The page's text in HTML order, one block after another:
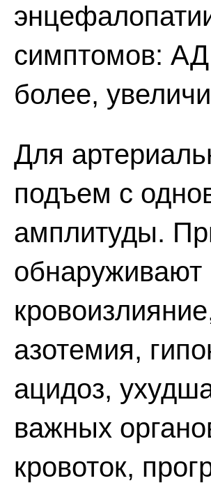
симптомов:
более,
Для
подъем с
амплитуды.
обнаруживают
азотемия,
ацидоз,
важных
кровоток,